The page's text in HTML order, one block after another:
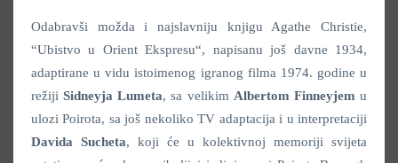
Odabravši možda i najslavniju knjigu Agathe Christie,
“Ubistvo u Orient Ekspresu“, napisanu još davne 1934,
adaptirane u vidu istoimenog igranog filma 1974. godine u
režijiSidneyja Lumeta, sa velikim Albertom Finneyjem u
ulozi Poirota, sa još nekoliko TV adaptacija i u interpretaciji
Davida Sucheta, koji će u kolektivnoj memoriji svijeta